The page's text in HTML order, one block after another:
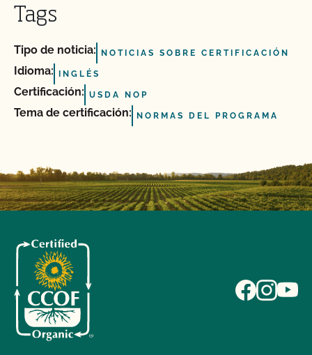
Tags
Tipo de noticia: NOTICIAS SOBRE CERTIFICACIÓN
Idioma: INGLÉS
Certificación: USDA NOP
Tema de certificación: NORMAS DEL PROGRAMA